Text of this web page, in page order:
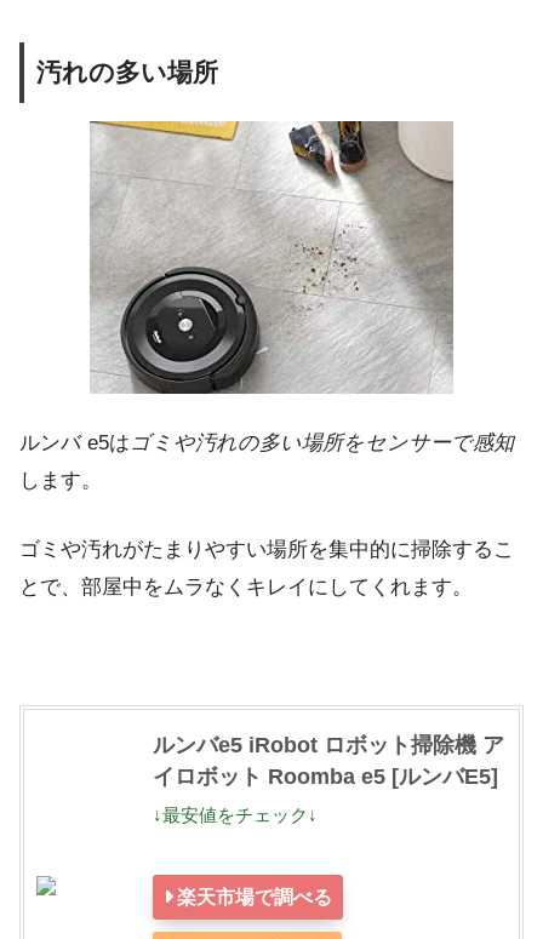
汚れの多い場所
ルンバ e5はゴミや汚れの多い場所をセンサーで感知
します。
ゴミや汚れがたまりやすい場所を集中的に掃除するこ
とで、部屋中をムラなくキレイにしてくれます。
ルンバe5 iRobot ロボット掃除機 ア
イロボット Roomba e5 [ルンバE5]
↓最安値をチェック↓
楽天市場で調べる